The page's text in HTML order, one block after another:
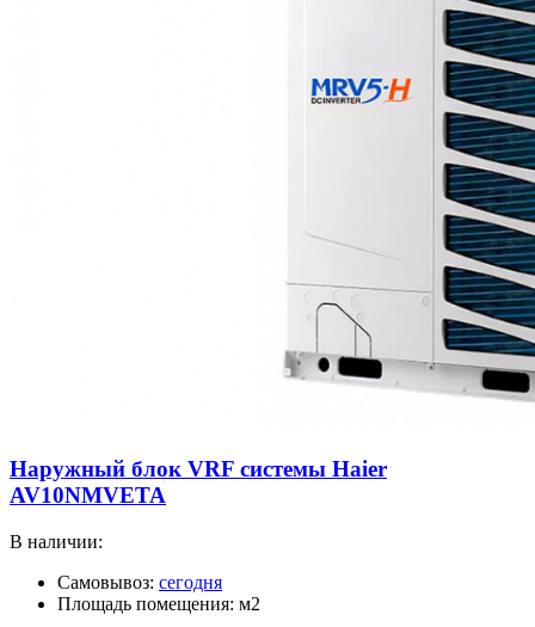
Наружный блок VRF системы Haier
AV10NMVETA
В наличии:
Самовывоз: сегодня
Площадь помещения: м2